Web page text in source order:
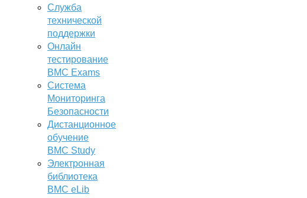
Служба
технической
поддержки
Онлайн
тестирование
BMC Exams
Система
Мониторинга
Безопасности
Дистанционное
обучение
BMC Study
Электронная
библиотека
BMC eLib